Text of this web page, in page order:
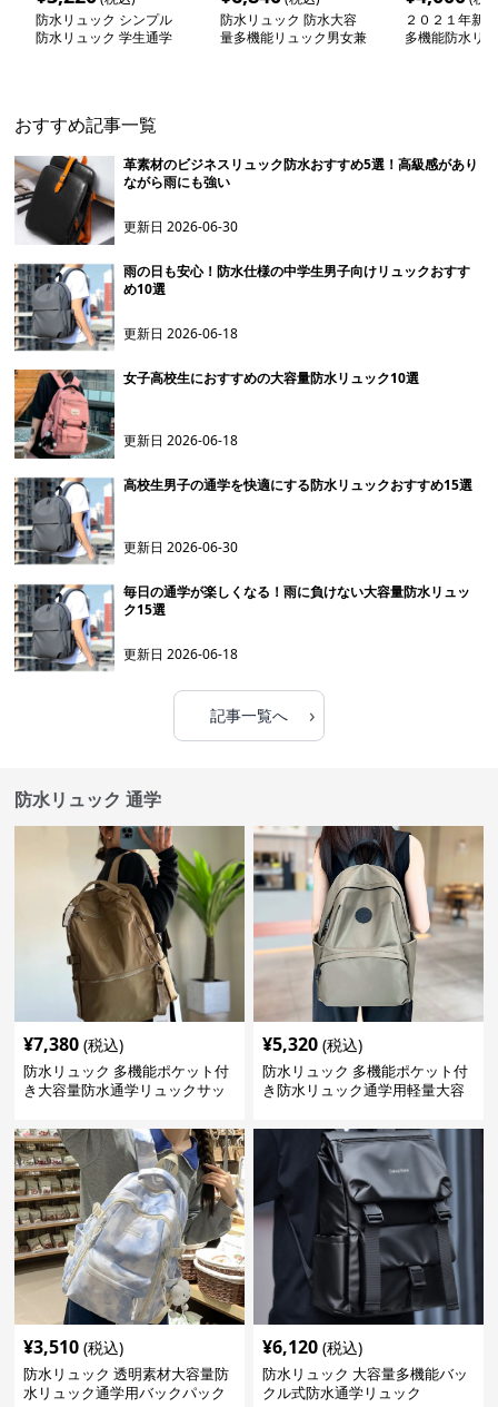
防水リュック シンプル
防水リュック 学生通学
防水リュック 防水大容
量多機能リュック男女兼
２０２１年新
多機能防水リ
おすすめ記事一覧
革素材のビジネスリュック防水おすすめ5選！高級感があり
ながら雨にも強い
更新日2026-06-30
雨の日も安心！防水仕様の中学生男子向けリュックおすす
め10選
更新日2026-06-18
女子高校生におすすめの大容量防水リュック10選
更新日2026-06-18
高校生男子の通学を快適にする防水リュックおすすめ15選
更新日2026-06-30
毎日の通学が楽しくなる！雨に負けない大容量防水リュッ
ク15選
更新日2026-06-18
記事一覧へ ›
防水リュック 通学
¥7,380 (税込)
防水リュック 多機能ポケット付
き大容量防水通学リュックサッ
¥5,320 (税込)
防水リュック 多機能ポケット付
き防水リュック通学用軽量大容
¥3,510 (税込)
防水リュック 透明素材大容量防
水リュック通学用バックパック
¥6,120 (税込)
防水リュック 大容量多機能バッ
クル式防水通学リュック